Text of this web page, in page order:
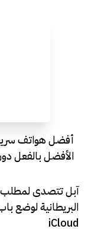
أفضل هواتف
الأفضل بالفعل
آبل تتصدى
البريطانية لوضع
iCloud